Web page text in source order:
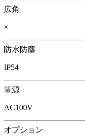
広角
×
防水防塵
IP54
電源
AC100V
オプション